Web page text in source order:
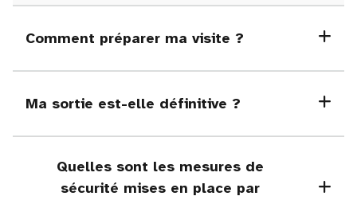
Comment préparer ma visite ?
Ma sortie est-elle définitive ?
Quelles sont les mesures de
sécurité mises en place par